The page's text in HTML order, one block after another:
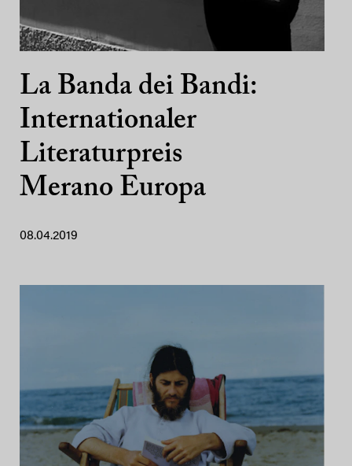
La Banda dei Bandi:
Internationaler
Literaturpreis
Merano Europa
08.04.2019